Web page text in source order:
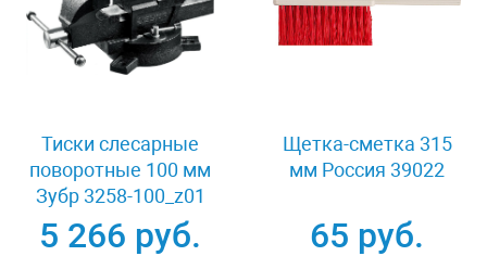
Тиски слесарные
поворотные 100 мм
Зубр 3258-100_z01
5 266 руб.
Щетка-сметка 315
мм Россия 39022
65 руб.